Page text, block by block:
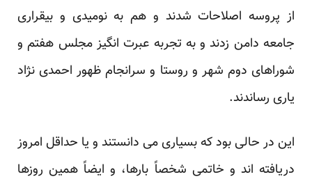
از پروسه اصلاحات شدند و هم به نومیدی و بیقراری
جامعه دامن زدند و به تجربه عبرت انگیز مجلس هفتم و
شوراهای دوم شهر و روستا و سرانجام ظهور احمدی نژاد
یاری رساندند.
این در حالی بود که بسیاری می دانستند و یا حداقل امروز
دریافته اند و خاتمی شخصاً بارها، و ایضاً همین روزها